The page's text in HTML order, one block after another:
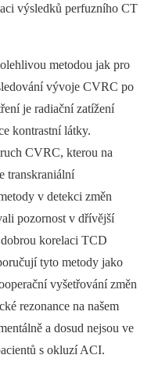
výsledků perfuzního CT
metodou jak pro
vývoje CVRC po
je radiační zatížení
kontrastní látky.
CVRC, kterou na
transkraniální
v detekci změn
pozornost v dřívější
korelaci TCD
tyto metody jako
vyšetřování změn
rezonance na našem
a dosud nejsou ve
s okluzí ACI.